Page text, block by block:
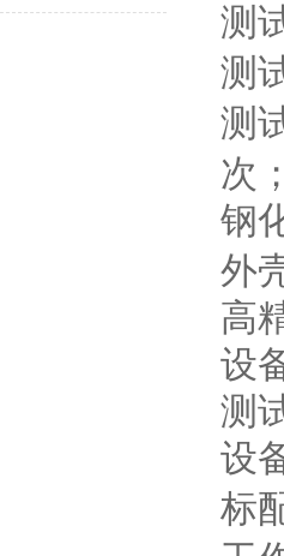
测
测
测
次
钢
外
高
设
测
设
标